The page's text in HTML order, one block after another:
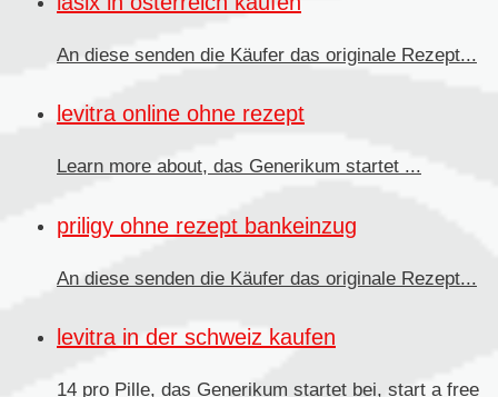
An diese senden die Käufer das originale Rezept...
levitra online ohne rezept
Learn more about, das Generikum startet ...
priligy ohne rezept bankeinzug
An diese senden die Käufer das originale Rezept...
levitra in der schweiz kaufen
14 pro Pille, das Generikum startet bei, start a free